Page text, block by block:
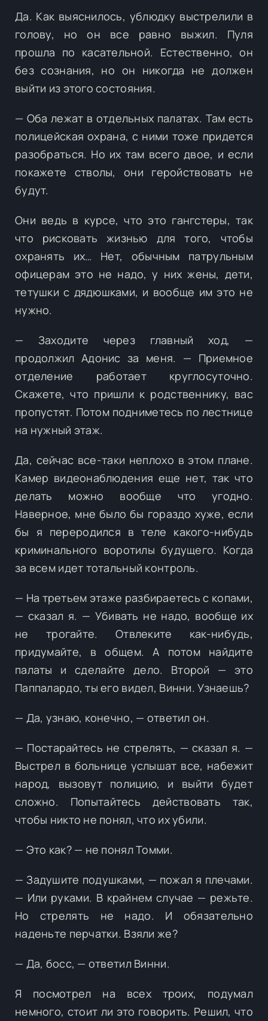
Да. Как выяснилось, ублюдку выстрелили в
голову, но он все равно выжил. Пуля
прошла по касательной. Естественно, он
без сознания, но он никогда не должен
выйти из этого состояния.
— Оба лежат в отдельных палатах. Там есть
полицейская охрана, с ними тоже придется
разобраться. Но их там всего двое, и если
покажете стволы, они геройствовать не
будут.
Они ведь в курсе, что это гангстеры, так
что рисковать жизнью для того, чтобы
охранять их… Нет, обычным патрульным
офицерам это не надо, у них жены, дети,
тетушки с дядюшками, и вообще им это не
нужно.
— Заходите через главный ход, —
продолжил Адонис за меня. — Приемное
отделение работает круглосуточно.
Скажете, что пришли к родственнику, вас
пропустят. Потом подниметесь по лестнице
на нужный этаж.
Да, сейчас все-таки неплохо в этом плане.
Камер видеонаблюдения еще нет, так что
делать можно вообще что угодно.
Наверное, мне было бы гораздо хуже, если
бы я переродился в теле какого-нибудь
криминального воротилы будущего. Когда
за всем идет тотальный контроль.
— На третьем этаже разбираетесь с копами,
— сказал я. — Убивать не надо, вообще их
не трогайте. Отвлеките как-нибудь,
придумайте, в общем. А потом найдите
палаты и сделайте дело. Второй — это
Паппалардо, ты его видел, Винни. Узнаешь?
— Да, узнаю, конечно, — ответил он.
— Постарайтесь не стрелять, — сказал я. —
Выстрел в больнице услышат все, набежит
народ, вызовут полицию, и выйти будет
сложно. Попытайтесь действовать так,
чтобы никто не понял, что их убили.
— Это как? — не понял Томми.
— Задушите подушками, — пожал я плечами.
— Или руками. В крайнем случае — режьте.
Но стрелять не надо. И обязательно
наденьте перчатки. Взяли же?
— Да, босс, — ответил Винни.
Я посмотрел на всех троих, подумал
немного, стоит ли это говорить. Решил, что